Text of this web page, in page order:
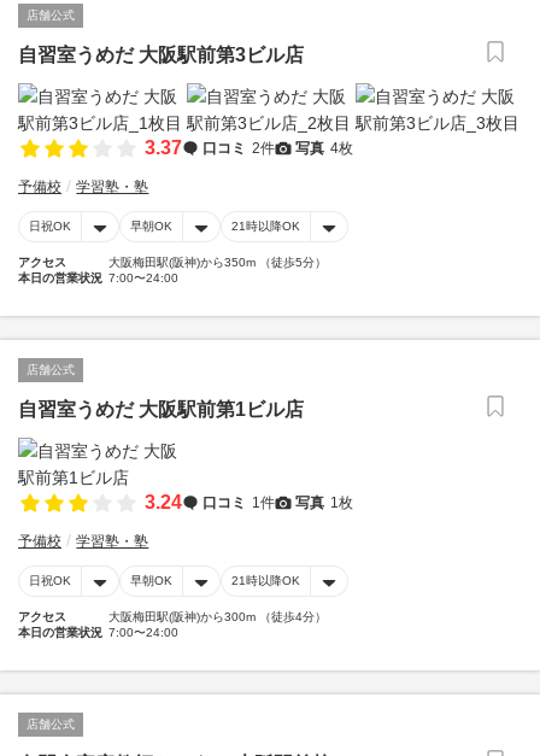
店舗公式
自習室うめだ 大阪駅前第3ビル店
3.37 口コミ 2件 写真 4枚
予備校 学習塾・塾
日祝OK 早朝OK 21時以降OK
アクセス
大阪梅田駅(阪神)から350m （徒歩5分）
本日の営業状況 7:00〜24:00
店舗公式
自習室うめだ 大阪駅前第1ビル店
3.24 口コミ 1件 写真 1枚
予備校 学習塾・塾
日祝OK 早朝OK 21時以降OK
アクセス
大阪梅田駅(阪神)から300m （徒歩4分）
本日の営業状況 7:00〜24:00
店舗公式